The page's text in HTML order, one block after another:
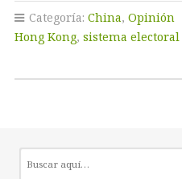
Categoría: China, Opinión
Hong Kong, sistema electoral